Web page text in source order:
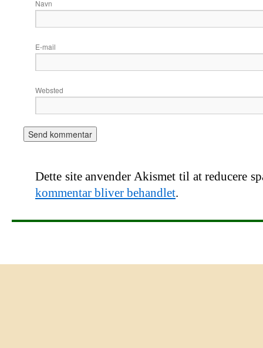
Navn
E-mail
Websted
Dette site anvender Akismet til at reducere
kommentar bliver behandlet.